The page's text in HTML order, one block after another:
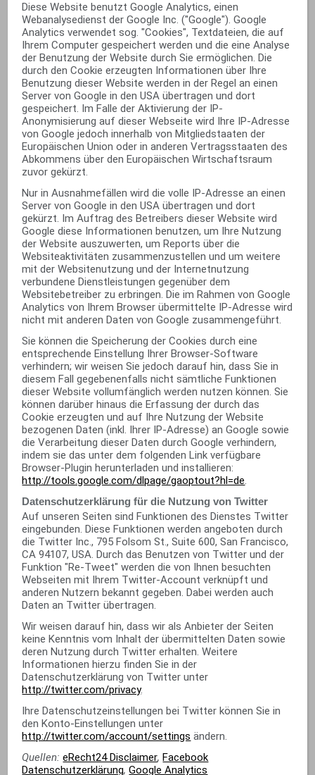
Diese Website benutzt Google Analytics, einen
Webanalysedienst der Google Inc. ("Google"). Google
Analytics verwendet sog. "Cookies", Textdateien, die auf
Ihrem Computer gespeichert werden und die eine Analyse
der Benutzung der Website durch Sie ermöglichen. Die
durch den Cookie erzeugten Informationen über Ihre
Benutzung dieser Website werden in der Regel an einen
Server von Google in den USA übertragen und dort
gespeichert. Im Falle der Aktivierung der IP-
Anonymisierung auf dieser Webseite wird Ihre IP-Adresse
von Google jedoch innerhalb von Mitgliedstaaten der
Europäischen Union oder in anderen Vertragsstaaten des
Abkommens über den Europäischen Wirtschaftsraum
zuvor gekürzt.
Nur in Ausnahmefällen wird die volle IP-Adresse an einen
Server von Google in den USA übertragen und dort
gekürzt. Im Auftrag des Betreibers dieser Website wird
Google diese Informationen benutzen, um Ihre Nutzung
der Website auszuwerten, um Reports über die
Websiteaktivitäten zusammenzustellen und um weitere
mit der Websitenutzung und der Internetnutzung
verbundene Dienstleistungen gegenüber dem
Websitebetreiber zu erbringen. Die im Rahmen von Google
Analytics von Ihrem Browser übermittelte IP-Adresse wird
nicht mit anderen Daten von Google zusammengeführt.
Sie können die Speicherung der Cookies durch eine
entsprechende Einstellung Ihrer Browser-Software
verhindern; wir weisen Sie jedoch darauf hin, dass Sie in
diesem Fall gegebenenfalls nicht sämtliche Funktionen
dieser Website vollumfänglich werden nutzen können. Sie
können darüber hinaus die Erfassung der durch das
Cookie erzeugten und auf Ihre Nutzung der Website
bezogenen Daten (inkl. Ihrer IP-Adresse) an Google sowie
die Verarbeitung dieser Daten durch Google verhindern,
indem sie das unter dem folgenden Link verfügbare
Browser-Plugin herunterladen und installieren:
http://tools.google.com/dlpage/gaoptout?hl=de.
Datenschutzerklärung für die Nutzung von Twitter
Auf unseren Seiten sind Funktionen des Dienstes Twitter
eingebunden. Diese Funktionen werden angeboten durch
die Twitter Inc., 795 Folsom St., Suite 600, San Francisco,
CA 94107, USA. Durch das Benutzen von Twitter und der
Funktion "Re-Tweet" werden die von Ihnen besuchten
Webseiten mit Ihrem Twitter-Account verknüpft und
anderen Nutzern bekannt gegeben. Dabei werden auch
Daten an Twitter übertragen.
Wir weisen darauf hin, dass wir als Anbieter der Seiten
keine Kenntnis vom Inhalt der übermittelten Daten sowie
deren Nutzung durch Twitter erhalten. Weitere
Informationen hierzu finden Sie in der
Datenschutzerklärung von Twitter unter
http://twitter.com/privacy.
Ihre Datenschutzeinstellungen bei Twitter können Sie in
den Konto-Einstellungen unter
http://twitter.com/account/settings ändern.
Quellen:eRecht24 Disclaimer,Facebook
Datenschutzerklärung,Google Analytics